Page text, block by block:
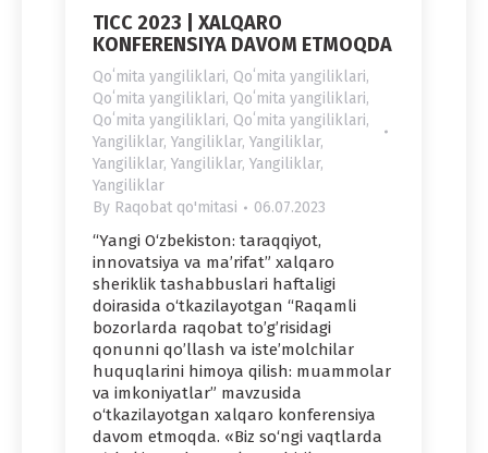
TICC 2023 | XALQARO
KONFERENSIYA DAVOM ETMOQDA
Qoʻmita yangiliklari, Qoʻmita yangiliklari,
Qoʻmita yangiliklari, Qoʻmita yangiliklari,
Qoʻmita yangiliklari, Qoʻmita yangiliklari,
Yangiliklar, Yangiliklar, Yangiliklar,
Yangiliklar, Yangiliklar, Yangiliklar,
Yangiliklar
By Raqobat qo'mitasi 06.07.2023
“Yangi O‘zbekiston: taraqqiyot,
innovatsiya va ma’rifat” xalqaro
sheriklik tashabbuslari haftaligi
doirasida o‘tkazilayotgan “Raqamli
bozorlarda raqobat to’g’risidagi
qonunni qo’llash va isteʼmolchilar
huquqlarini himoya qilish: muammolar
va imkoniyatlar” mavzusida
o‘tkazilayotgan xalqaro konferensiya
davom etmoqda. «Biz so‘ngi vaqtlarda